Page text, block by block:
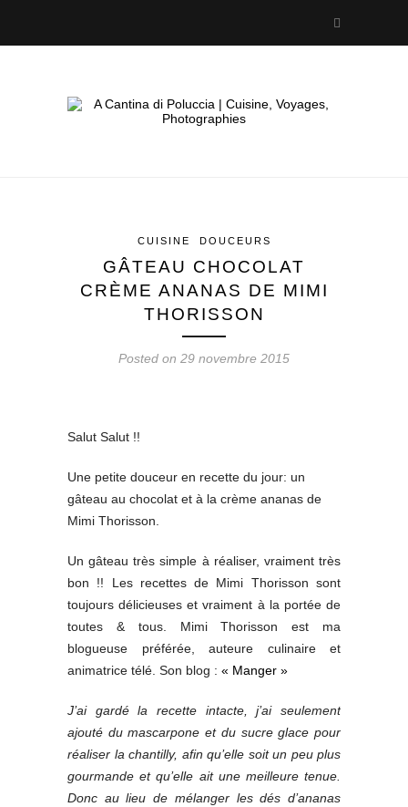
CUISINE DOUCEURS
GÂTEAU CHOCOLAT
CRÈME ANANAS DE MIMI
THORISSON
Posted on 29 novembre 2015
Salut Salut !!
Une petite douceur en recette du jour: un
gâteau au chocolat et à la crème ananas de
Mimi Thorisson.
Un gâteau très simple à réaliser, vraiment très
bon !! Les recettes de Mimi Thorisson sont
toujours délicieuses et vraiment à la portée de
toutes & tous. Mimi Thorisson est ma
blogueuse préférée, auteure culinaire et
animatrice télé. Son blog : « Manger »
J’ai gardé la recette intacte, j’ai seulement
ajouté du mascarpone et du sucre glace pour
réaliser la chantilly, afin qu’elle soit un peu plus
gourmande et qu’elle ait une meilleure tenue.
Donc au lieu de mélanger les dés d’ananas